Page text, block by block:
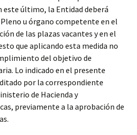
este último, la Entidad deberá
u órgano competente en el
de las plazas vacantes y en el
que aplicando esta medida no
del objetivo de
Lo indicado en el presente
por la correspondiente
de Hacienda y
previamente a la aprobación de